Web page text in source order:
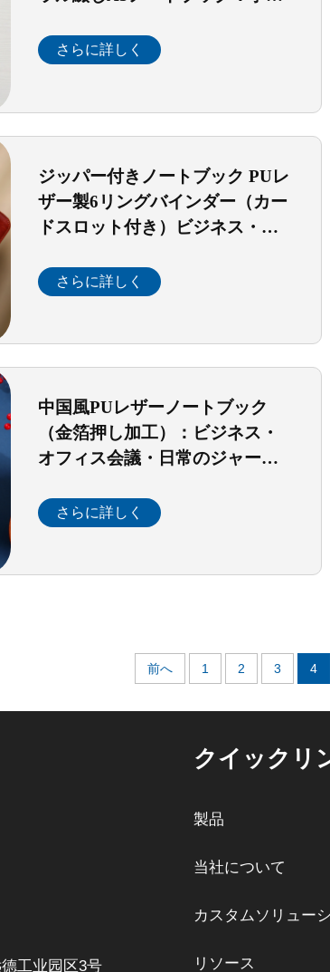
ナリング向けギフト・ステーシ
さらに詳しく
ジッパー付きノートブック PUレ
ザー製6リングバインダー（カー
ドスロット付き）ビジネス・オ
クティブ向けワークプランナ
ー・オーガナイザー
さらに詳しく
中国風PUレザーノートブック
（金箔押し加工）：ビジネス・
オフィス会議・日常のジャーナ
文房具
さらに詳しく
前へ 1 2 3 4
工业园区3号
クイックリ
製品
当社について
カスタムソリュー
リソース